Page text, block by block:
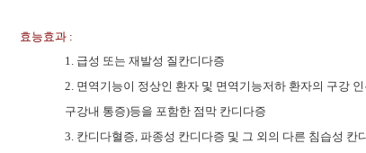
효능효과 :
1. 급성 또는 재발성 질칸디다증
2. 면역기능이 정상인 환자 및 면역기능저하 환자의 구강
구강내 통증)등을 포함한 점막 칸디다증
3. 칸디다혈증, 파종성 칸디다증 및 그 외의 다른 침습성